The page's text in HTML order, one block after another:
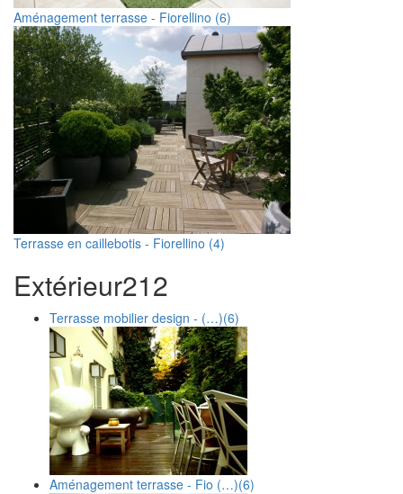
Aménagement terrasse - Fiorellino (6)
Terrasse en caillebotis - Fiorellino (4)
Extérieur212
Terrasse mobilier design - (…)(6)
Aménagement terrasse - Fio (…)(6)